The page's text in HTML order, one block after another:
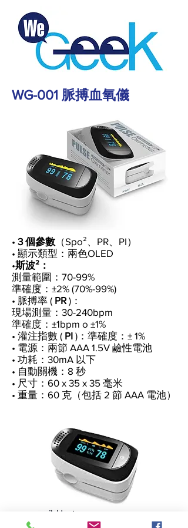
WG-001 脈搏血氧儀
• 3 個參數 （Spo²、PR、PI）
• 顯示類型：兩色OLED
•斯波²：
測量範圍：70-99%
準確度：±2% (70%-99%)
• 脈搏率 ( PR)：
現場測量：30-240bpm
準確度：±1bpm o ±1%
• 灌注指數 ( PI )：準確度：± 1%
• 電源：兩節 AAA 1.5V 鹼性電池
• 功耗：30mA 以下
• 自動關機：8 秒
• 尺寸：60 x 35 x 35 毫米
• 重量：60 克（包括 2 節 AAA 電池）